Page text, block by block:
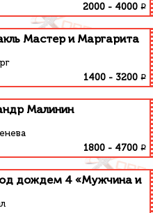
2000 - 4000 ₽
Мастер и Маргарита
1400 - 3200 ₽
Малинин
1800 - 4700 ₽
дождем 4 «Мужчина и